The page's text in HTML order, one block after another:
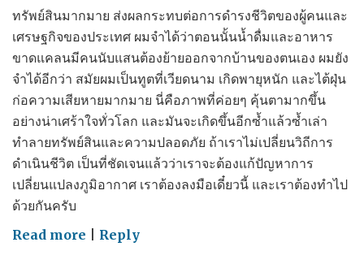
ทรัพย์สินมากมาย ส่งผลกระทบต่อการดำรงชีวิตของผู้คนและ
เศรษฐกิจของประเทศ ผมจำได้ว่าตอนนั้นน้ำดื่มและอาหาร
ขาดแคลนมีคนนับแสนต้องย้ายออกจากบ้านของตนเอง ผมยัง
จำได้อีกว่า สมัยผมเป็นทูตที่เวียดนาม เกิดพายุหนัก และไต้ฝุ่น
ก่อความเสียหายมากมาย นี่คือภาพที่ค่อยๆ คุ้นตามากขึ้น
อย่างน่าเศร้าใจทั่วโลก และมันจะเกิดขึ้นอีกซ้ำแล้วซ้ำเล่า
ทำลายทรัพย์สินและความปลอดภัย ถ้าเราไม่เปลี่ยนวิถีการ
ดำเนินชีวิต เป็นที่ชัดเจนแล้วว่าเราจะต้องแก้ปัญหาการ
เปลี่ยนแปลงภูมิอากาศ เราต้องลงมือเดี๋ยวนี้ และเราต้องทำไป
ด้วยกันครับ
Read more onReply